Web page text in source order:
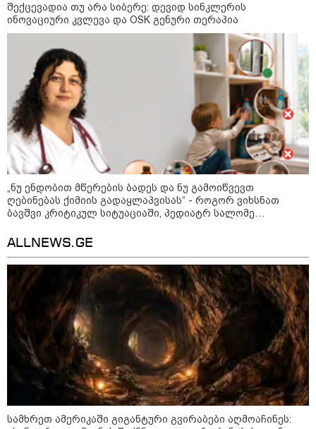
22:30 / 07-08-2026
ინტერნეტში ამაღელვებელი
კადრები ვრცელდება - როგორ
გადაარჩინა 56 წლის კაცმა
ბავშვები აბობოქრებულ ზღვაში
დახრჩობას
კატეგორიის ყველა სიახლე
"უნდა დაგვხვრიტოთ? - არა,
როდის დაიწყო რეალურად
საქართველო-რუსეთის ომი და
მთავარი შეცდომა, რომელიც
საბედისწერო გამოდგა
შავ ზღვაში გემებზე
თავდასხმებმა რუსეთ-უკრაინის
ომში რეკორდული მასშტაბი
მიიღო
შექცევადია თუ არა სიბერე: დევიდ სინკლერის
ინოვაციური კვლევა და OSK გენური თერაპია
„ნუ ენდობით მწერების ბადეს და ნუ გამოიწვევთ
ღებინებას ქიმიის გადაყლაპვისას“ - როგორ ვიხსნათ
ბავშვი კრიტიკულ სიტუაციაში, პედიატრ სალომე
ALLNEWS.GE
სამხრეთ ამერიკაში გიგანტური გვირაბები აღმოაჩინეს: